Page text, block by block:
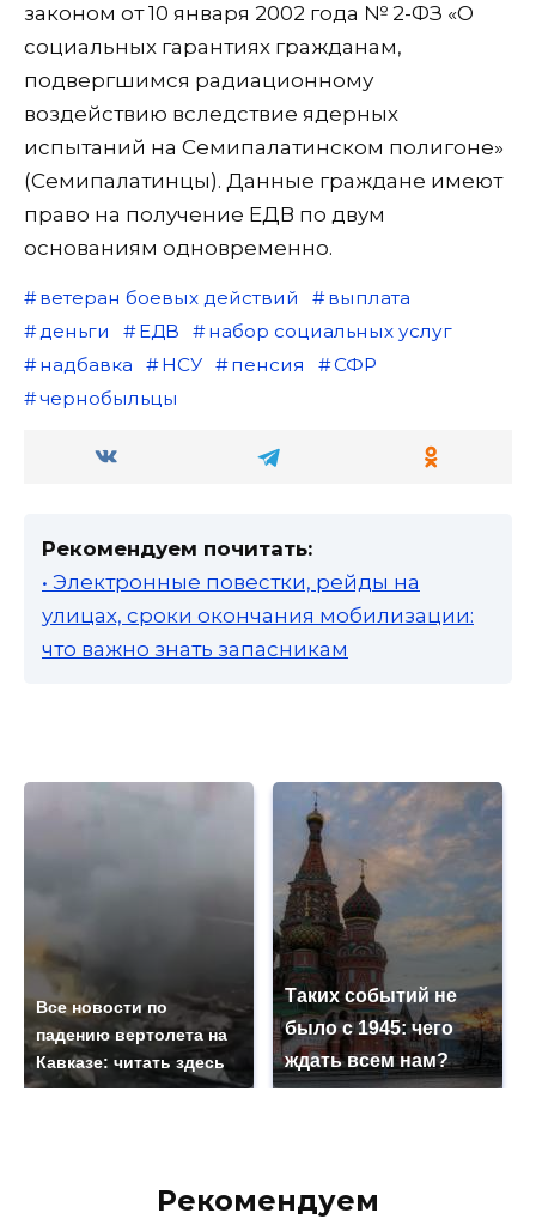
законом от 10 января 2002 года № 2-ФЗ «О
социальных гарантиях гражданам,
подвергшимся радиационному
воздействию вследствие ядерных
испытаний на Семипалатинском полигоне»
(Семипалатинцы). Данные граждане имеют
право на получение ЕДВ по двум
основаниям одновременно.
ветеран боевых действий
выплата
деньги
ЕДВ
набор социальных услуг
надбавка
НСУ пенсия
СФР
чернобыльцы
Рекомендуем почитать:
• Электронные повестки, рейды на
улицах, сроки окончания мобилизации:
что важно знать запасникам
Все новости по
падению вертолета на
Кавказе: читать здесь
Таких событий не
было с 1945: чего
ждать всем нам?
Рекомендуем